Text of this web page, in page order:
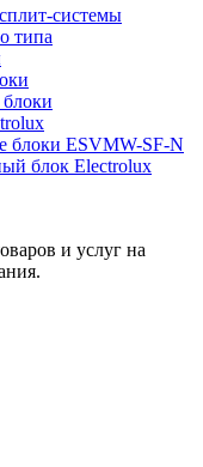
системы
типа
блоки ESVMW-SF-N
блок Electrolux
и услуг на